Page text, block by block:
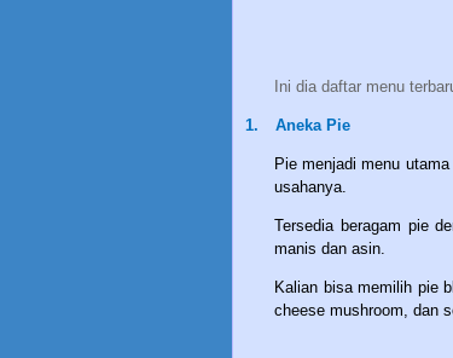
Ini dia daftar menu
1. Aneka Pie
Pie menjadi menu
usahanya.
Tersedia beragam pie
manis dan asin.
Kalian bisa memilih pie
cheese mushroom, dan